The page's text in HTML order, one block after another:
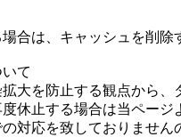
合は、キャッシュを削除
て
大を防止する観点から、
休止する場合は当ページ
対応を致しておりません